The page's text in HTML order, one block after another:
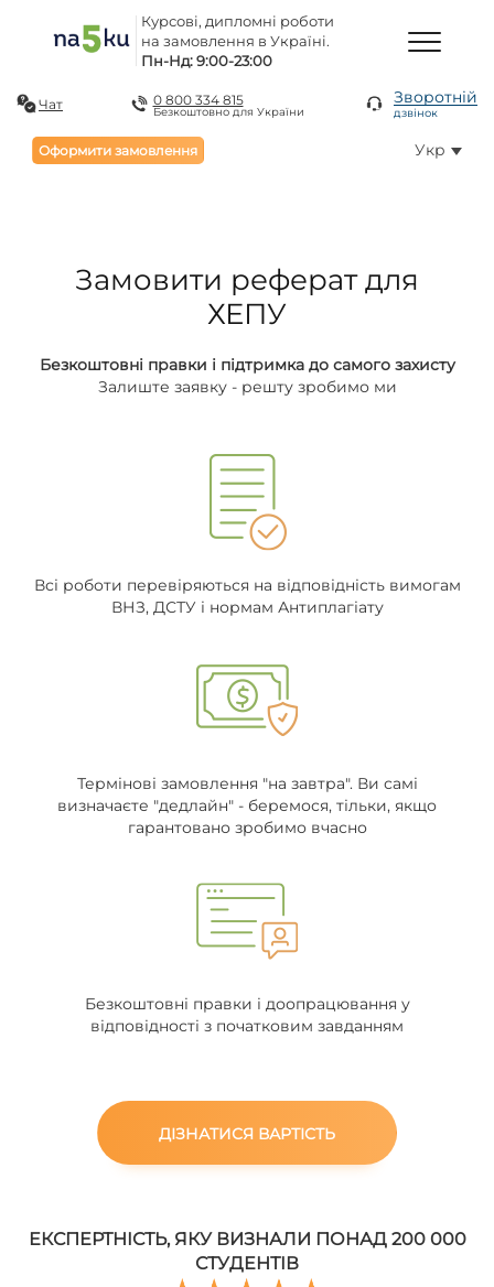
Курсові, дипломні роботи
на замовлення в Україні.
Пн-Нд: 9:00-23:00
Чат 0 800 334 815
Безкоштовно для України
Зворотній
дзвінок
Оформити замовлення Укр
Замовити реферат для
ХЕПУ
Безкоштовні правки і підтримка до самого захисту
Залиште заявку - решту зробимо ми
Всі роботи перевіряються на відповідність вимогам
ВНЗ, ДСТУ і нормам Антиплагіату
Термінові замовлення "на завтра". Ви самі
визначаєте "дедлайн" - беремося, тільки, якщо
гарантовано зробимо вчасно
Безкоштовні правки і доопрацювання у
відповідності з початковим завданням
ДІЗНАТИСЯ ВАРТІСТЬ
ЕКСПЕРТНІСТЬ, ЯКУ ВИЗНАЛИ ПОНАД 200 000
СТУДЕНТІВ